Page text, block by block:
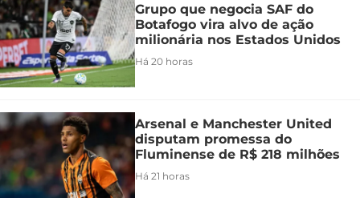
Grupo que negocia SAF do
Botafogo vira alvo de ação
milionária nos Estados Unidos
Há 20 horas
Arsenal e Manchester United
disputam promessa do
Fluminense de R$ 218 milhões
Há 21 horas